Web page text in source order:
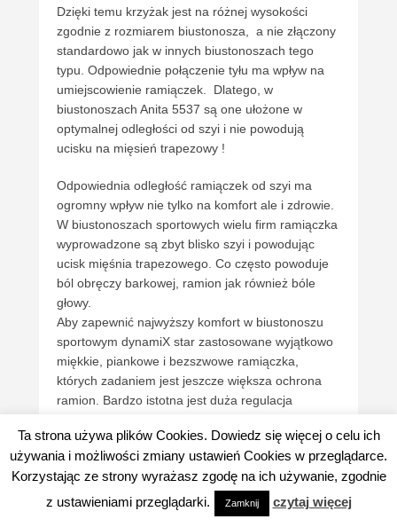
Dzięki temu krzyżak jest na różnej wysokości
zgodnie z rozmiarem biustonosza, a nie złączony
standardowo jak w innych biustonoszach tego
typu. Odpowiednie połączenie tyłu ma wpływ na
umiejscowienie ramiączek. Dlatego, w
biustonoszach Anita 5537 są one ułożone w
optymalnej odległości od szyi i nie powodują
ucisku na mięsień trapezowy !
Odpowiednia odległość ramiączek od szyi ma
ogromny wpływ nie tylko na komfort ale i zdrowie.
W biustonoszach sportowych wielu firm ramiączka
wyprowadzone są zbyt blisko szyi i powodując
ucisk mięśnia trapezowego. Co często powoduje
ból obręczy barkowej, ramion jak również bóle
głowy.
Aby zapewnić najwyższy komfort w biustonoszu
sportowym dynamiX star zastosowane wyjątkowo
miękkie, piankowe i bezszwowe ramiączka,
których zadaniem jest jeszcze większa ochrona
ramion. Bardzo istotna jest duża regulacja
przedniej stanika. Ramiączka powinny być
wyregulowane optymalnie, aby nie wpijały się , nie
powodowały ucisku, dyskomfortu i nie ograniczały
ruchów. Z doświadczeń przy dobieraniu bielizny
zauważyłam, że klientki zbyt mocno podciągają
Ta strona używa plików Cookies. Dowiedz się więcej o celu ich
używania i możliwości zmiany ustawień Cookies w przeglądarce.
Korzystając ze strony wyrażasz zgodę na ich używanie, zgodnie
z ustawieniami przeglądarki.
Zamknij czytaj więcej